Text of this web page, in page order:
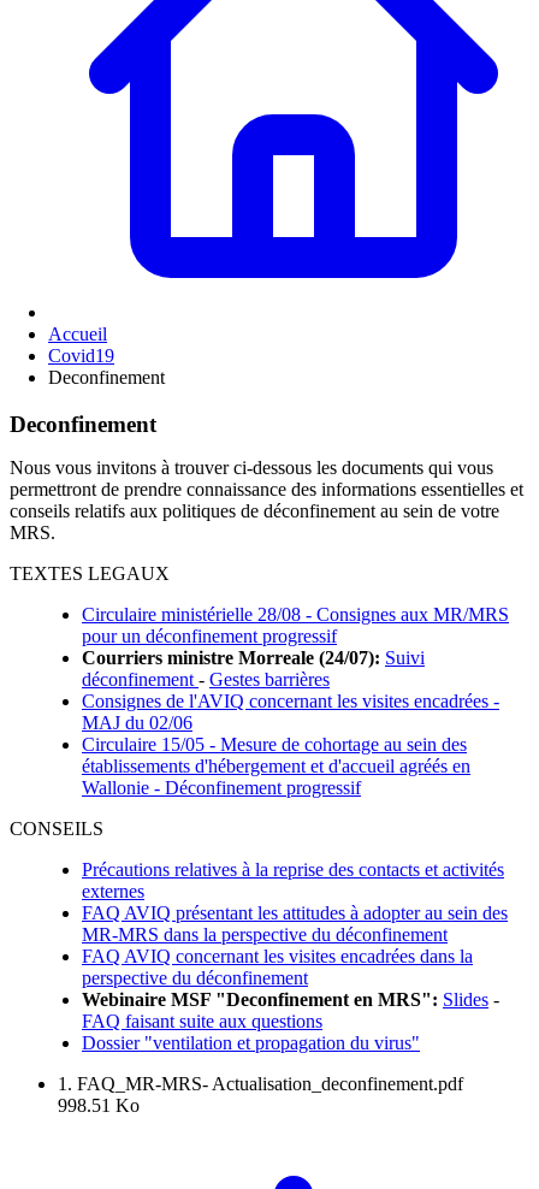
Accueil
Covid19
Deconfinement
Deconfinement
Nous vous invitons à trouver ci-dessous les documents qui vous
permettront de prendre connaissance des informations essentielles et
conseils relatifs aux politiques de déconfinement au sein de votre
MRS.
TEXTES LEGAUX
Circulaire ministérielle 28/08 - Consignes aux MR/MRS
pour un déconfinement progressif
Courriers ministre Morreale (24/07): Suivi
déconfinement - Gestes barrières
Consignes de l'AVIQ concernant les visites encadrées -
MAJ du 02/06
Circulaire 15/05 - Mesure de cohortage au sein des
établissements d'hébergement et d'accueil agréés en
Wallonie - Déconfinement progressif
CONSEILS
Précautions relatives à la reprise des contacts et activités
externes
FAQ AVIQ présentant les attitudes à adopter au sein des
MR-MRS dans la perspective du déconfinement
FAQ AVIQ concernant les visites encadrées dans la
perspective du déconfinement
Webinaire MSF "Deconfinement en MRS": Slides -
FAQ faisant suite aux questions
Dossier "ventilation et propagation du virus"
1. FAQ_MR-MRS- Actualisation_deconfinement.pdf
998.51 Ko